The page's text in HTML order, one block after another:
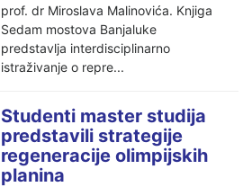
prof. dr Miroslava Malinovića. Knjiga
Sedam mostova Banjaluke
predstavlja interdisciplinarno
istraživanje o repre...
Studenti master studija
predstavili strategije
regeneracije olimpijskih
planina